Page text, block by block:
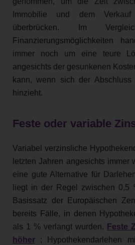
Immobilie und dem
überbrücken. Im
Finanzierungsmöglichkeiten
immer noch um eine teure
angesichts der gesunkenen
kann, wenn sich der
hinzieht.
Feste oder variable
Variabel verzinsliche
letzten Jahren angesichts immer
eine gute Alternative für
liegt in der Regel zwischen 0,5
Basissatz der Europäischen
bereits Fälle, in denen
als 1 % verlangt wurden. Feste
höher ; Hypothekendarlehen